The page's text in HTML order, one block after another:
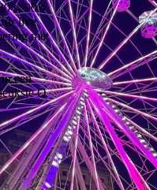
90’s
live.
met
een
Q